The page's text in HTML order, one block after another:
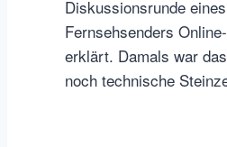
Diskussionsrunde
Fernsehsenders
erklärt. Damals war
noch technische